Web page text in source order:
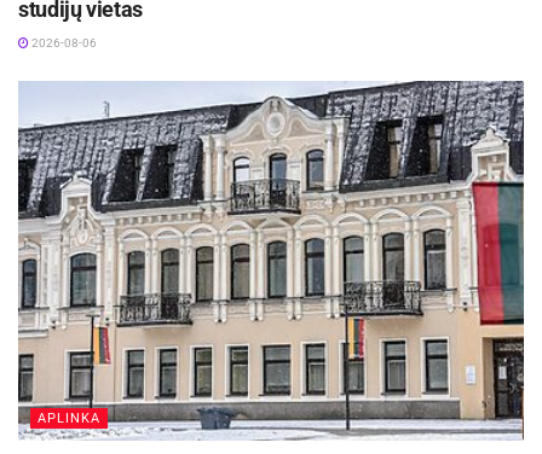
studijų vietas
2026-08-06
APLINKA